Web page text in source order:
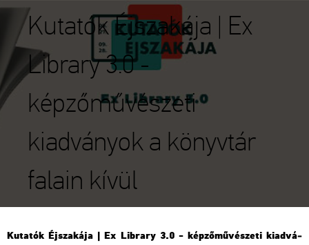
Kutatók Éjszakája | Ex
Library 3.0 -
képzőművészeti
kiadványok a könyvtár
falain kívül
Ku­ta­tók Éj­sza­ká­ja | Ex Lib­rary 3.0 - kép­ző­mű­vé­sze­ti ki­ad­vá­